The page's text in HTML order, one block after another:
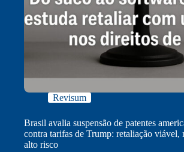
Revisum
Brasil avalia suspensão de patentes
contra tarifas de Trump: retaliação viável,
alto risco